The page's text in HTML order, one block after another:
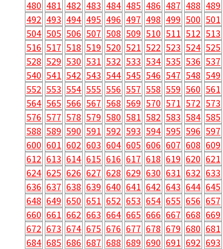
480 481 482 483 484 485 486 487 488 489
492 493 494 495 496 497 498 499 500 501
504 505 506 507 508 509 510 511 512 513
516 517 518 519 520 521 522 523 524 525
528 529 530 531 532 533 534 535 536 537
540 541 542 543 544 545 546 547 548 549
552 553 554 555 556 557 558 559 560 561
564 565 566 567 568 569 570 571 572 573
576 577 578 579 580 581 582 583 584 585
588 589 590 591 592 593 594 595 596 597
600 601 602 603 604 605 606 607 608 609
612 613 614 615 616 617 618 619 620 621
624 625 626 627 628 629 630 631 632 633
636 637 638 639 640 641 642 643 644 645
648 649 650 651 652 653 654 655 656 657
660 661 662 663 664 665 666 667 668 669
672 673 674 675 676 677 678 679 680 681
684 685 686 687 688 689 690 691 692 693